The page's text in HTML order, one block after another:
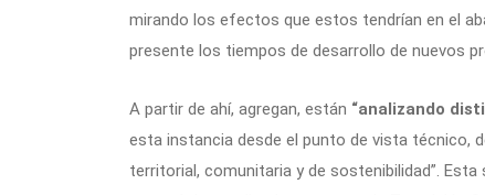
mirando los efectos que estos tendrían en el
presente los tiempos de desarrollo de nuevos
A partir de ahí, agregan, están “analizando
esta instancia desde el punto de vista técnico,
territorial, comunitaria y de sostenibilidad”.